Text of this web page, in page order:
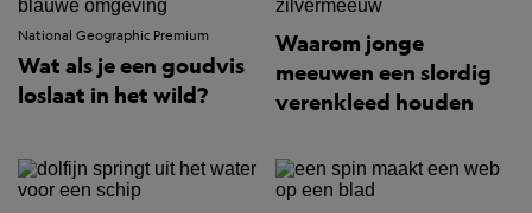
National Geographic Premium
Wat als je een goudvis
loslaat in het wild?
Waarom jonge
meeuwen een slordig
verenkleed houden